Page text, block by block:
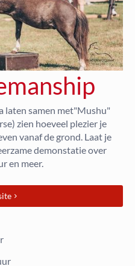
laten samen met"Mushu"
zien hoeveel plezier je
vanaf de grond. Laat je
demonstatie over
en meer.